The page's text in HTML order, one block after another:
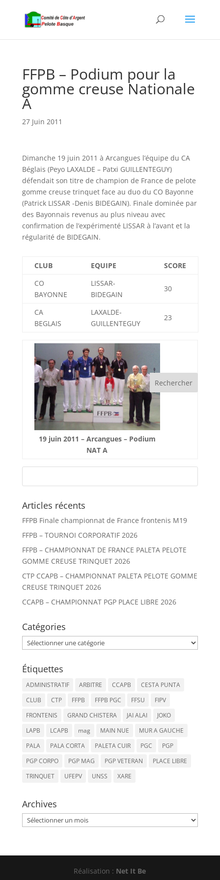
FFPB – Podium pour la
gomme creuse Nationale
A
27 Juin 2011
Dimanche 19 juin 2011 à Arcangues l’équipe du CA
Béglais (Peyo LAXALDE – Patxi GUILLENTEGUY)
défendait son titre de champion de France de pelote
gomme creuse trinquet face au duo du CO Bayonne
(Patrick LISSAR -Denis BIDEGAIN). Finale dominée par
des Bayonnais revenus au plus niveau avec
confirmation de l’expérimenté LISSAR à l’avant et la
régularité de BIDEGAIN.
CLUB EQUIPE
SCORE
CO
BAYONNE
LISSAR-
BIDEGAIN
30
CA
BEGLAIS
LAXALDE-
GUILLENTEGUY
23
19 juin 2011 – Arcangues – Podium
NAT A
Articles récents
FFPB Finale championnat de France frontenis M19
FFPB – TOURNOI CORPORATIF 2026
FFPB – CHAMPIONNAT DE FRANCE PALETA PELOTE
GOMME CREUSE TRINQUET 2026
CTP CCAPB – CHAMPIONNAT PALETA PELOTE GOMME
CREUSE TRINQUET 2026
CCAPB – CHAMPIONNAT PGP PLACE LIBRE 2026
Catégories
Catégories
Étiquettes
ADMINISTRATIF ARBITRE CCAPB
CESTA PUNTA
CLUB
CTP FFPB FFPB PGC FFSU
FIPV
FRONTENIS
GRAND CHISTERA JAI ALAI
JOKO
LAPB
LCAPB mag MAIN NUE
MUR A GAUCHE
PALA
PALA CORTA PALETA CUIR PGC
PGP
PGP CORPO
PGP MAG PGP VETERAN
PLACE LIBRE
TRINQUET
UFEPV UNSS XARE
Archives
Archives
Réalisation : Net It Be